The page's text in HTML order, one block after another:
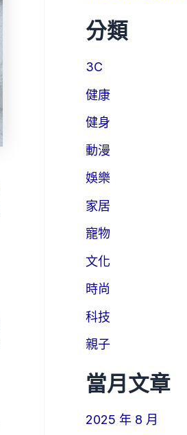
分類
3C
健康
健身
動漫
娛樂
家居
寵物
文化
時尚
科技
親子
當月文章
2025 年 8 月